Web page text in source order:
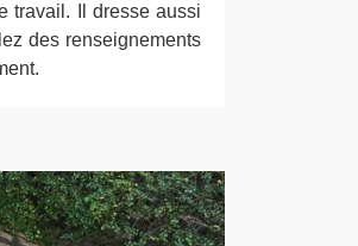
travail. Il dresse aussi
des renseignements